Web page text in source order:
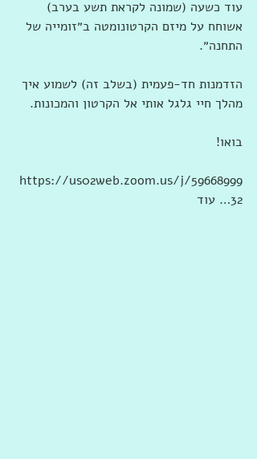
עוד כשעה (שמונה לקראת תשע בערב)
אשוחח על מיזם הקרטונומטה ב״זומייה של
התחנה״.
הזדמנות חד-פעמית (בשלב זה) לשמוע איך
מהלך חיי גלגל אותי אל הקרטון והמכונות.
בואו!
https://us02web.zoom.us/j/59668999
32… עוד